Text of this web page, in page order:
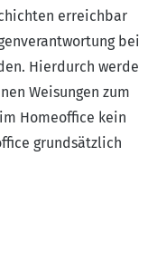
erreichbar
bei
Hierdurch werde
Weisungen zum
Homeoffice kein
grundsätzlich